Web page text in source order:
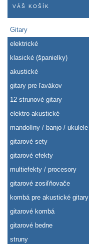
VÁŠ KOŠÍK
Gitary
elektrické
klasické (španielky)
akustické
gitary pre ľavákov
12 strunové gitary
elektro-akustické
mandolíny / banjo / ukulele
gitarové sety
gitarové efekty
multiefekty / procesory
gitarové zosiľňovače
kombá pre akustické gitary
gitarové kombá
gitarové bedne
struny